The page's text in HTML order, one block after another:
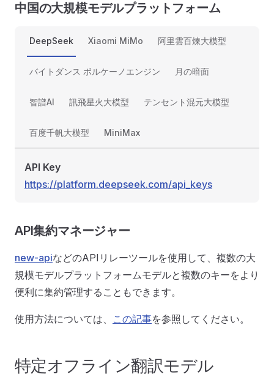
中国の大規模モデルプラットフォーム
DeepSeek Xiaomi MiMo 阿里雲百煉大模型
バイトダンス ボルケーノエンジン 月の暗面
智譜AI 訊飛星火大模型 テンセント混元大模型
百度千帆大模型 MiniMax
API Key
https://platform.deepseek.com/api_keys
API集約マネージャー
new-apiなどのAPIリレーツールを使用して、複数の大
規模モデルプラットフォームモデルと複数のキーをより
便利に集約管理することもできます。
使用方法については、 この記事を参照してください。
特定オフライン翻訳モデル